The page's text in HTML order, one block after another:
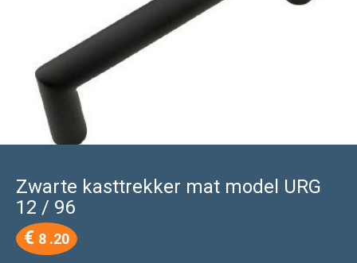
Zwarte kasttrekker mat model URG
12 / 96
€ 8 .20